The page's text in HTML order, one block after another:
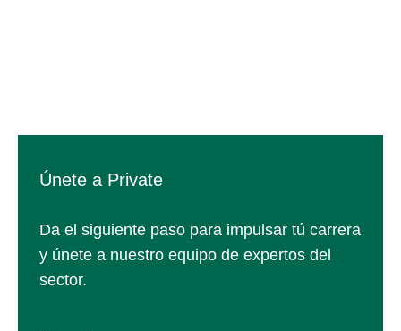
Únete a Private
Da el siguiente paso para impulsar tú carrera
y únete a nuestro equipo de expertos del
sector.